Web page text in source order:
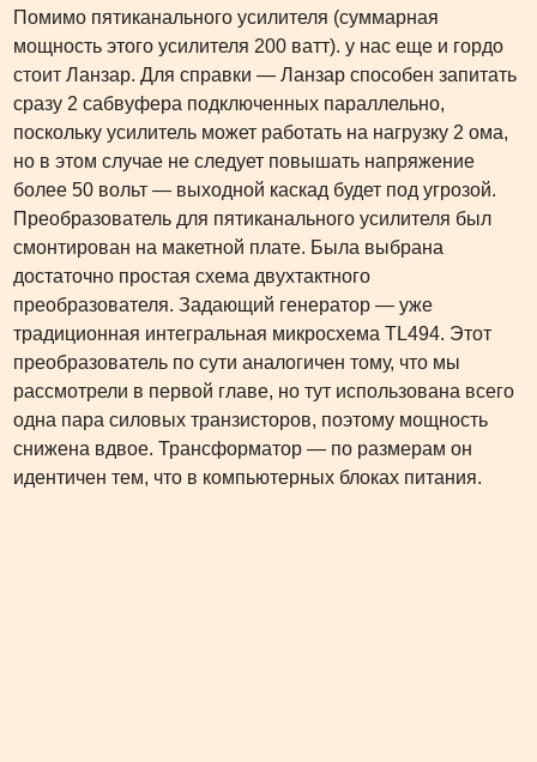
Помимо пятиканального усилителя (суммарная
мощность этого усилителя 200 ватт). у нас еще и гордо
стоит Ланзар. Для справки — Ланзар способен запитать
сразу 2 сабвуфера подключенных параллельно,
поскольку усилитель может работать на нагрузку 2 ома,
но в этом случае не следует повышать напряжение
более 50 вольт — выходной каскад будет под угрозой.
Преобразователь для пятиканального усилителя был
смонтирован на макетной плате. Была выбрана
достаточно простая схема двухтактного
преобразователя. Задающий генератор — уже
традиционная интегральная микросхема TL494. Этот
преобразователь по сути аналогичен тому, что мы
рассмотрели в первой главе, но тут использована всего
одна пара силовых транзисторов, поэтому мощность
снижена вдвое. Трансформатор — по размерам он
идентичен тем, что в компьютерных блоках питания.